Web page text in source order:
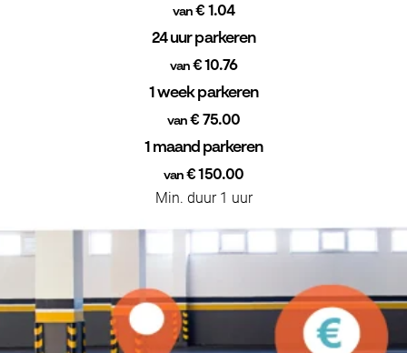
van € 1.04
24 uur parkeren
van€ 10.76
1 week parkeren
van € 75.00
1 maand parkeren
van € 150.00
Min. duur 1 uur